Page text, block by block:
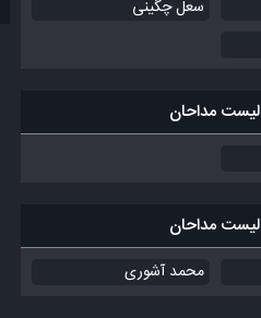
سعل چگینی
لیست مداحان
لیست مداحان
محمد آشوری